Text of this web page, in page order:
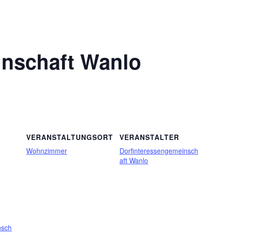
Wanlo
VERANSTALTUNGSORT
Wohnzimmer
VERANSTALTER
Dorfinteressengemeinsch
aft Wanlo